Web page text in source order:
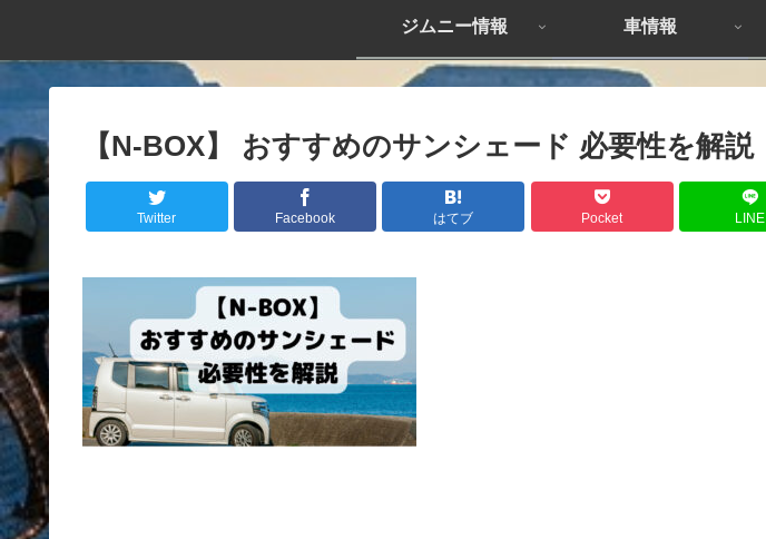
ジムニー情報 車情報
【N-BOX】 おすすめのサンシェード 必要性を解説
Twitter Facebook はてブ Pocket LINE